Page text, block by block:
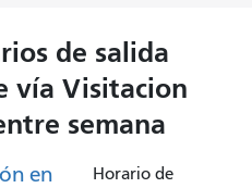
de salida
vía Visitacion
semana
en
Horario de